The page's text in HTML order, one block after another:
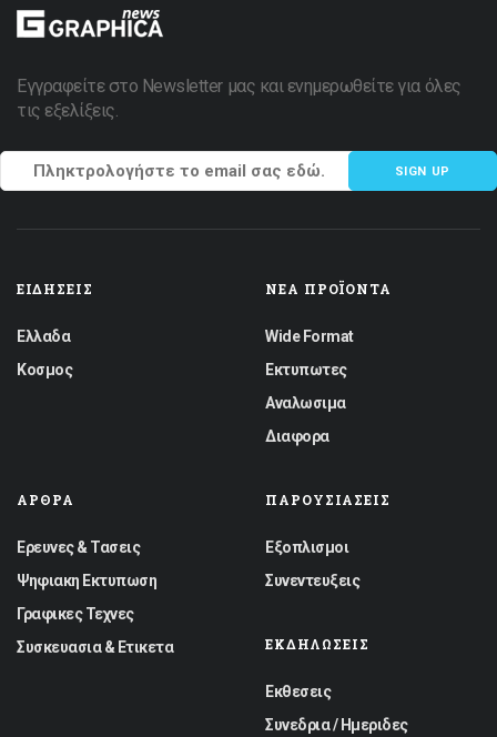
Εγγραφείτε στο Newsletter μας και ενημερωθείτε για όλες
τις εξελίξεις.
SIGN UP
ΕΙΔΉΣΕΙΣ
Ελλαδα
Κοσμος
ΝΈΑ ΠΡΟΪΌΝΤΑ
Wide Format
Εκτυπωτες
Αναλωσιμα
Διαφορα
ΆΡΘΡΑ
Ερευνες & Τασεις
Ψηφιακη Εκτυπωση
Γραφικες Τεχνες
Συσκευασια & Ετικετα
ΠΑΡΟΥΣΙΆΣΕΙΣ
Εξοπλισμοι
Συνεντευξεις
ΕΚΔΗΛΏΣΕΙΣ
Εκθεσεις
Συνεδρια / Ημεριδες